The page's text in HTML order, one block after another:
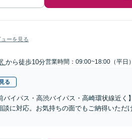
ーを見る
から徒歩10分営業時間：09:00~18:00（平日）
る
バイパス・高渋バイパス・高崎環状線近
談に対応。お気持ちの面でもご納得いただ